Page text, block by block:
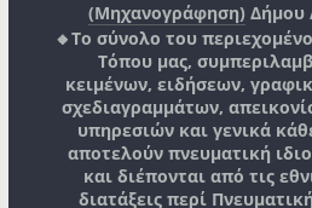
(Μηχανογράφηση) Δήμου
🔸Το σύνολο του
Τόπου μας,
κειμένων, ειδήσεων,
σχεδιαγραμμάτων,
υπηρεσιών και γενικά
αποτελούν πνευματική
και διέπονται από τις
διατάξεις περί